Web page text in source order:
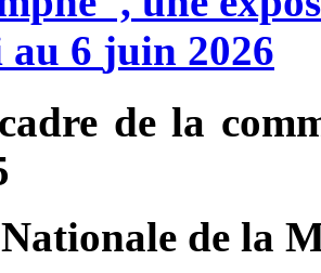
au 6 juin 2026
de la
Nationale de